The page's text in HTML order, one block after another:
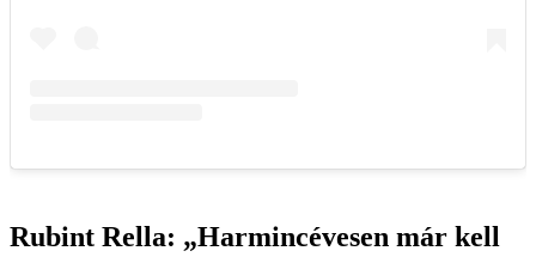
Rubint Rella: „Harmincévesen már kell